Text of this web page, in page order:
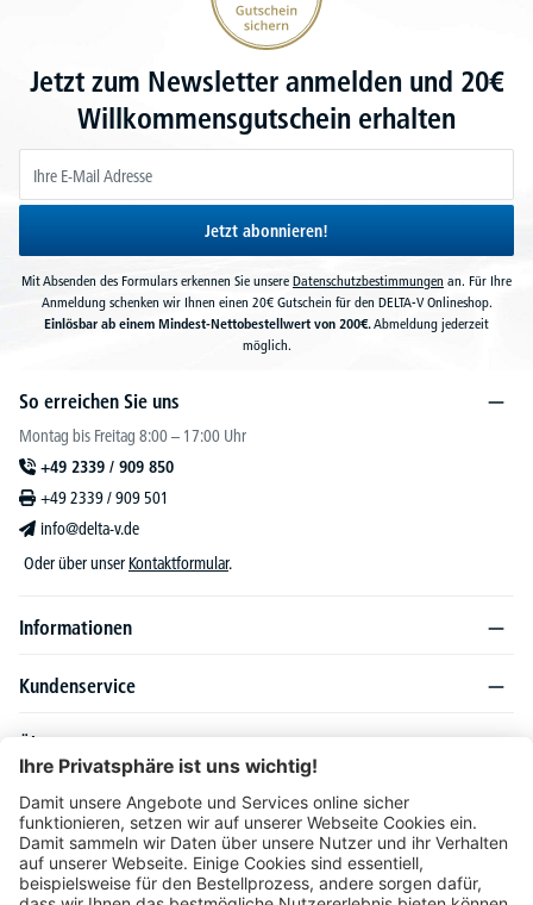
Jetzt zum Newsletter anmelden und 20€
Willkommensgutschein erhalten
Jetzt abonnieren!
Mit Absenden des Formulars erkennen Sie unsere Datenschutzbestimmungen an. Für Ihre
Anmeldung schenken wir Ihnen einen 20€ Gutschein für den DELTA-V Onlineshop.
Einlösbar ab einem Mindest-Nettobestellwert von 200€.Abmeldung jederzeit
möglich.
So erreichen Sie uns
Montag bis Freitag 8:00 – 17:00 Uhr
+49 2339 / 909 850
+49 2339 / 909 501
info@delta-v.de
Oder über unser Kontaktformular.
Informationen
Kundenservice
Über DELTA-V
Produktsortiment
Ratgeber